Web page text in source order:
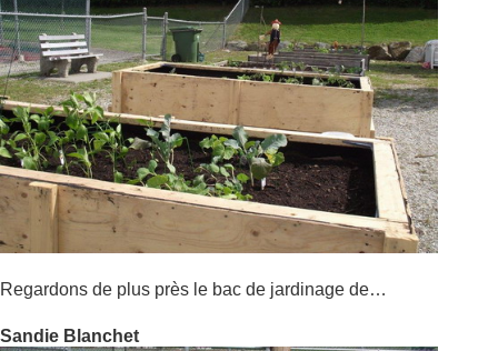
Regardons de plus près le bac de jardinage de…
Sandie Blanchet